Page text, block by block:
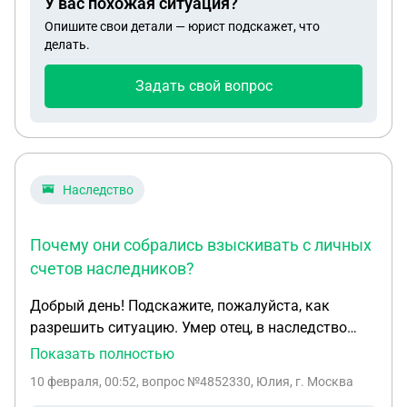
Опишите свои детали — юрист подскажет, что
делать.
Задать свой вопрос
Наследство
Почему они собрались взыскивать с личных
счетов наследников?
Добрый день! Подскажите, пожалуйста, как
разрешить ситуацию. Умер отец, в наследство
вступили его мать и сын. На наследников подали
наследство перешла только доля в квартире,
Показать полностью
10 февраля, 00:52, вопрос №4852330, Юлия, г. Москва